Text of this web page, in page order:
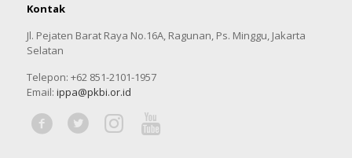
Kontak
Jl. Pejaten Barat Raya No.16A, Ragunan, Ps. Minggu, Jakarta
Selatan
Telepon: +62 851-2101-1957
Email: ippa@pkbi.or.id